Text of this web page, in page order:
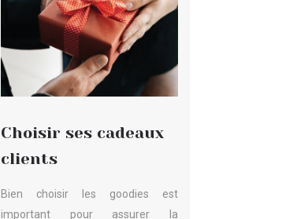
Choisir ses cadeaux
clients
Bien choisir les goodies est
important pour assurer la